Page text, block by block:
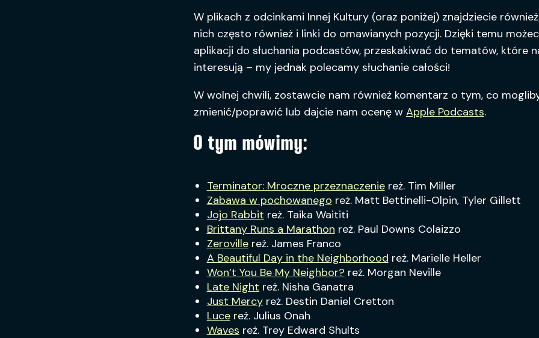
W plikach z odcinkami Innej Kultury (oraz poniżej) znajdziecie
nich często również i linki do omawianych pozycji. Dzięki temu
aplikacji do słuchania podcastów, przeskakiwać do tematów, które
interesują – my jednak polecamy słuchanie całości!
W wolnej chwili, zostawcie nam również komentarz o tym, co
zmienić/poprawić lub dajcie nam ocenę w Apple Podcasts.
O tym mówimy:
Terminator: Mroczne przeznaczeniereż. Tim Miller
Zabawa w pochowanego reż. Matt Bettinelli-Olpin, Tyler Gillett
Jojo Rabbit reż. Taika Waititi
Brittany Runs a Marathon reż. Paul Downs Colaizzo
Zerovillereż. James Franco
A Beautiful Day in the Neighborhood reż. Marielle Heller
Won’t You Be My Neighbor? reż. Morgan Neville
Late Night reż. Nisha Ganatra
Just Mercyreż. Destin Daniel Cretton
Lucereż. Julius Onah
Waves reż. Trey Edward Shults